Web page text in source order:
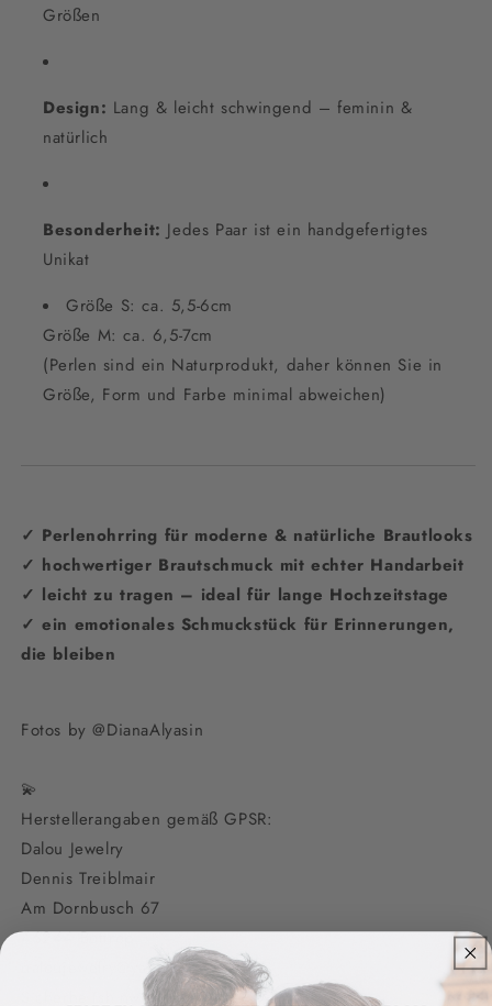
Größen
Design: Lang & leicht schwingend – feminin &
natürlich
Besonderheit: Jedes Paar ist ein handgefertigtes
Unikat
Größe S: ca. 5,5-6cm
Größe M: ca. 6,5-7cm
(Perlen sind ein Naturprodukt, daher können Sie in
Größe, Form und Farbe minimal abweichen)
✓ Perlenohrring für moderne & natürliche Brautlooks
✓ hochwertiger Brautschmuck mit echter Handarbeit
✓ leicht zu tragen – ideal für lange Hochzeitstage
✓ ein emotionales Schmuckstück für Erinnerungen,
die bleiben
Fotos by @DianaAlyasin
💫
Herstellerangaben gemäß GPSR:
Dalou Jewelry
Dennis Treiblmair
Am Dornbusch 67
46244 Bottrop
daloujewelry@yahoo.com
Sicherheitshinweise: